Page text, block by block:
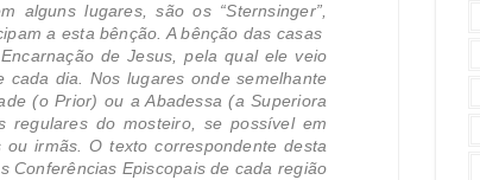
alguns lugares, são os “Sternsinger”,
a esta bênção. A bênção das casas
de Jesus, pela qual ele veio
dia. Nos lugares onde semelhante
(o Prior) ou a Abadessa (a Superiora
regulares do mosteiro, se possível em
irmãs. O texto correspondente desta
Conferências Episcopais de cada região